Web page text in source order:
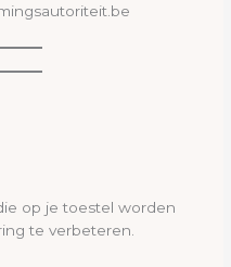
op je toestel worden
te verbeteren.